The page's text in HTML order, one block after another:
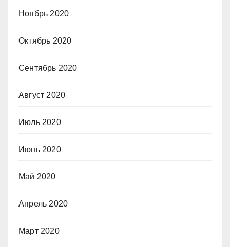
Ноябрь 2020
Октябрь 2020
Сентябрь 2020
Август 2020
Июль 2020
Июнь 2020
Май 2020
Апрель 2020
Март 2020